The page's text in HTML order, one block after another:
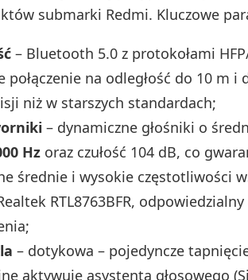
submarki Redmi. Kluczowe
– Bluetooth 5.0 z protokołami
połączenie na odległość do 10 m
niż w starszych standardach;
– dynamiczne głośniki o
Hz oraz czułość 104 dB, co
średnie i wysokie częstotliwości
RTL8763BFR,
– dotykowa – pojedyncze
aktywuje asystenta głosowego